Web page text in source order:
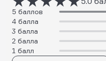
5 баллов
4 балла
3 балла
2 балла
1 балл